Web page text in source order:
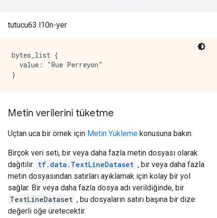
tutucu63 l10n-yer
bytes_list {
  value: "Rue Perreyon"
Metin verilerini tüketme
Uçtan uca bir örnek için Metin Yükleme konusuna bakın.
Birçok veri seti, bir veya daha fazla metin dosyası olarak
dağıtılır. tf.data.TextLineDataset , bir veya daha fazla
metin dosyasından satırları ayıklamak için kolay bir yol
sağlar. Bir veya daha fazla dosya adı verildiğinde, bir
TextLineDataset , bu dosyaların satırı başına bir dize
değerli öğe üretecektir.